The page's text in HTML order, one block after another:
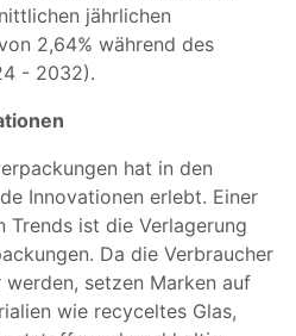
jährlichen
2,64% während des
- 2032).
hat in den
Innovationen erlebt. Einer
ist die Verlagerung
Da die Verbraucher
setzen Marken auf
wie recyceltes Glas,